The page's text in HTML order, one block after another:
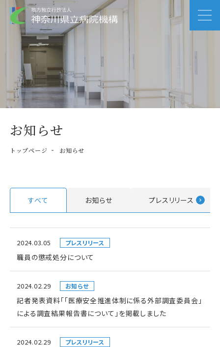
お知らせ
トップページ お知らせ
すべて お知らせ プレスリリース
2024.03.05 プレスリリース
職員の懲戒処分について
2024.02.29 お知らせ
記者発表資料「「医療安全推進体制に係る外部調査委員会」
による調査結果報告書について」を掲載しました
2024.02.29 プレスリリース